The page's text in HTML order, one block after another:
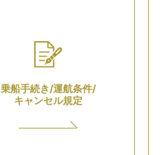
乗船手続き/運航条件/
キャンセル規定